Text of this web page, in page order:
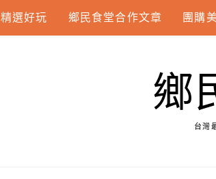
精選好玩 鄉民食堂合作文章 團購
鄉
台灣